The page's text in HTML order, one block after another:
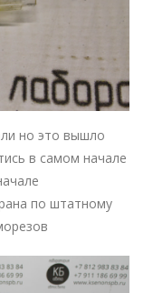
но это вышло
в самом начале
по штатному